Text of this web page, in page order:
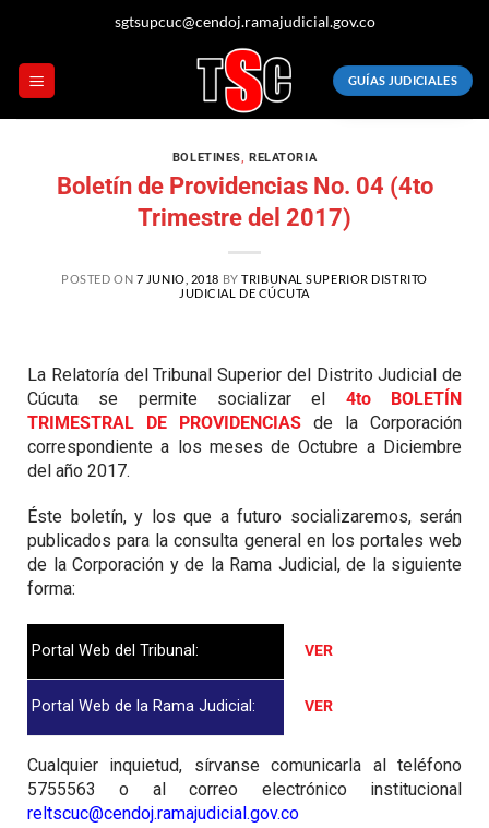
sgtsupcuc@cendoj.ramajudicial.gov.co
GUÍAS JUDICIALES
BOLETINES,RELATORIA
Boletín de Providencias No. 04 (4to
Trimestre del 2017)
POSTED ON 7 JUNIO, 2018 BYTRIBUNAL SUPERIOR DISTRITO
JUDICIAL DE CÚCUTA
La Relatoría del Tribunal Superior del Distrito Judicial de
Cúcuta se permite socializar el 4to BOLETÍN
TRIMESTRAL DE PROVIDENCIAS de la Corporación
correspondiente a los meses de Octubre a Diciembre
del año 2017.
Éste boletín, y los que a futuro socializaremos, serán
publicados para la consulta general en los portales web
de la Corporación y de la Rama Judicial, de la siguiente
forma:
Portal Web del Tribunal: VER
Portal Web de la Rama Judicial: VER
Cualquier inquietud, sírvanse comunicarla al teléfono
5755563 o al correo electrónico institucional
reltscuc@cendoj.ramajudicial.gov.co